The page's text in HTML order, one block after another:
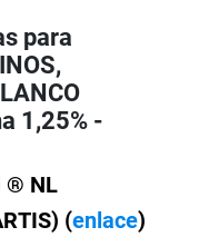
para
1,25% -
® NL
(enlace)